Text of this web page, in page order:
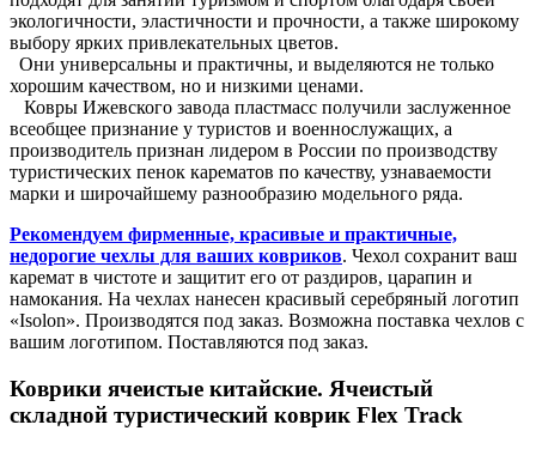
экологичности, эластичности и прочности, а также широкому
выбору ярких привлекательных цветов.
Они универсальны и практичны, и выделяются не только
хорошим качеством, но и низкими ценами.
Ковры Ижевского завода пластмасс получили заслуженное
всеобщее признание у туристов и военнослужащих, а
производитель признан лидером в России по производству
туристических пенок карематов по качеству, узнаваемости
марки и широчайшему разнообразию модельного ряда.
Рекомендуем фирменные, красивые и практичные,
недорогие чехлы для ваших ковриков. Чехол сохранит ваш
каремат в чистоте и защитит его от раздиров, царапин и
намокания. На чехлах нанесен красивый серебряный логотип
«Isolon». Производятся под заказ. Возможна поставка чехлов с
вашим логотипом. Поставляются под заказ.
Коврики ячеистые китайские. Ячеистый
складной туристический коврик Flex Track